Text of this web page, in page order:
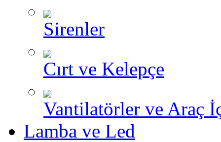
Sirenler
Cırt ve Kelepçe
Vantilatörler ve Araç
Lamba ve Led